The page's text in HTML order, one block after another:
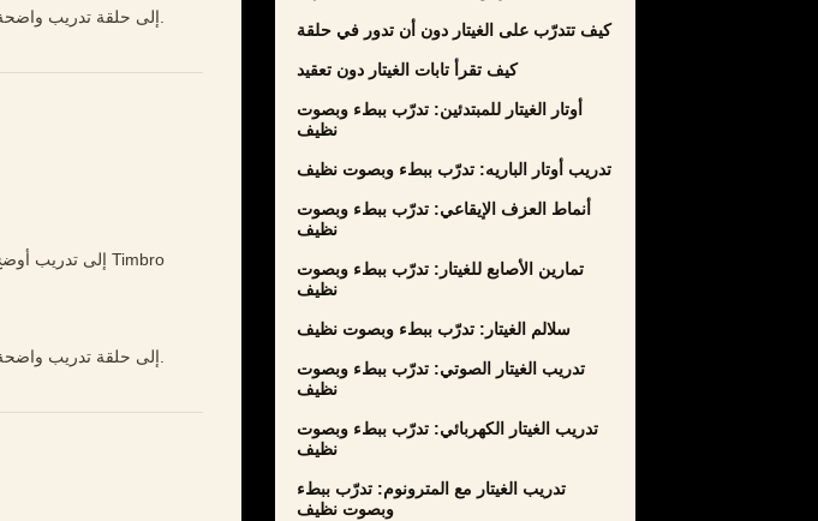
كيف تتدرّب على الغيتار دون أن تدور في حلقة
كيف تقرأ تابات الغيتار دون تعقيد
أوتار الغيتار للمبتدئين: تدرّب ببطء وبصوت
نظيف
تدريب أوتار الباريه: تدرّب ببطء وبصوت نظيف
أنماط العزف الإيقاعي: تدرّب ببطء وبصوت
نظيف
تمارين الأصابع للغيتار: تدرّب ببطء وبصوت
نظيف
سلالم الغيتار: تدرّب ببطء وبصوت نظيف
تدريب الغيتار الصوتي: تدرّب ببطء وبصوت
نظيف
تدريب الغيتار الكهربائي: تدرّب ببطء وبصوت
نظيف
تدريب الغيتار مع المترونوم: تدرّب ببطء
وبصوت نظيف